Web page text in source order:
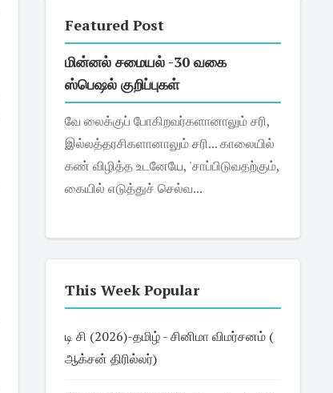
Featured Post
மின்னல் சமையல் -30 வகை
ஸ்பெஷல் குறிப்புகள்
வே லைக்குப் போகிறவர்களானாலும் சரி,
இல்லத்தரசிகளானாலும் சரி... காலையில்
கண் விழித்த உடனேயே, 'சாப்பிடுவதற்கும்,
கையில் எடுத்துச் செல்வ...
This Week Popular
டி சி (2026)-தமிழ் - சினிமா விமர்சனம் (
ஆக்சன் திரில்லர்)